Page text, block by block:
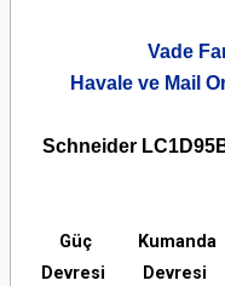
Vade
Havale ve Mail
Schneider
Güç
Devresi
Kumanda
Devresi